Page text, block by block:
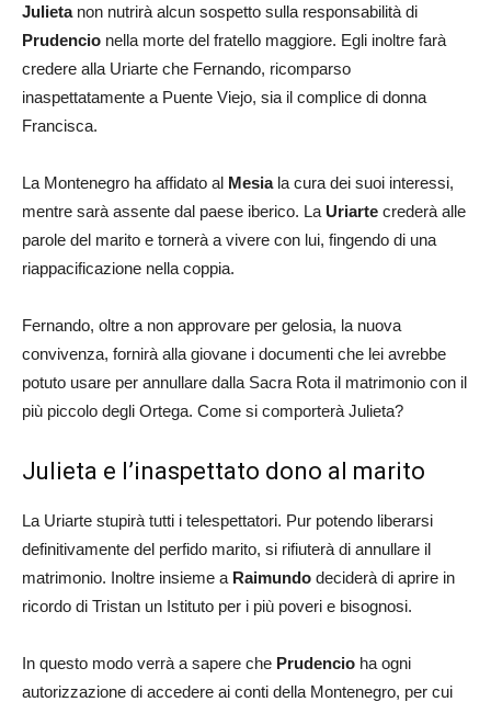
Julietanon nutrirà alcun sospetto sulla responsabilità di
Prudencio nella morte del fratello maggiore. Egli inoltre farà
credere alla Uriarte che Fernando, ricomparso
inaspettatamente a Puente Viejo, sia il complice di donna
Francisca.
La Montenegro ha affidato al Mesiala cura dei suoi interessi,
mentre sarà assente dal paese iberico. La Uriarte crederà alle
parole del marito e tornerà a vivere con lui, fingendo di una
riappacificazione nella coppia.
Fernando, oltre a non approvare per gelosia, la nuova
convivenza, fornirà alla giovane i documenti che lei avrebbe
potuto usare per annullare dalla Sacra Rota il matrimonio con il
più piccolo degli Ortega. Come si comporterà Julieta?
Julieta e l’inaspettato dono al marito
La Uriarte stupirà tutti i telespettatori. Pur potendo liberarsi
definitivamente del perfido marito, si rifiuterà di annullare il
matrimonio. Inoltre insieme a Raimundo deciderà di aprire in
ricordo di Tristan un Istituto per i più poveri e bisognosi.
In questo modo verrà a sapere che Prudencio ha ogni
autorizzazione di accedere ai conti della Montenegro, per cui